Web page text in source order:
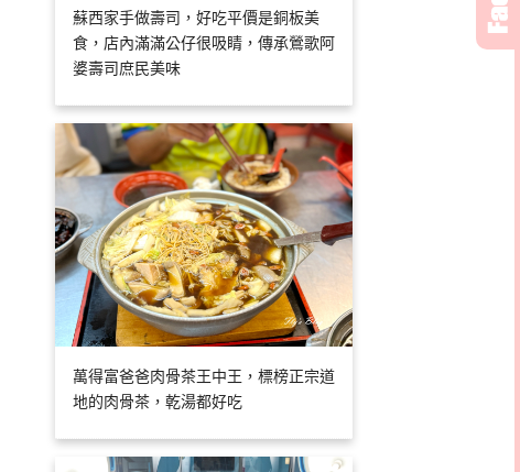
蘇西家手做壽司，好吃平價是銅板美
食，店內滿滿公仔很吸睛，傳承鶯歌阿
婆壽司庶民美味
萬得富爸爸肉骨茶王中王，標榜正宗道
地的肉骨茶，乾湯都好吃